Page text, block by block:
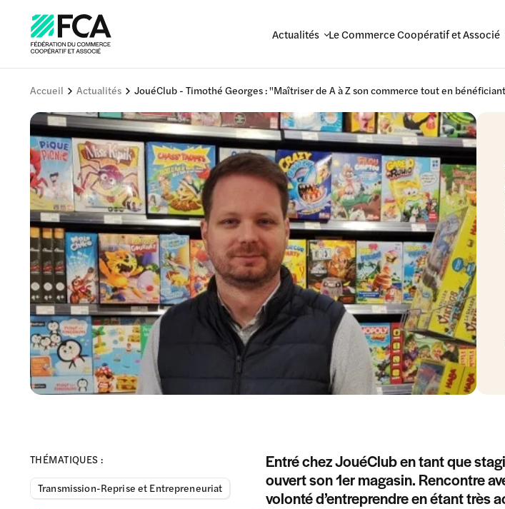
Actualités Le Commerce Coopératif et Associé
Accueil Actualités JouéClub - Timothé Georges : "Maîtriser de A à Z son commerce tout en
THÉMATIQUES :
Transmission-Reprise et Entrepreneuriat
Entré chez JouéClub en tant que
ouvert son 1er magasin. Rencontre
volonté d’entreprendre en étant très